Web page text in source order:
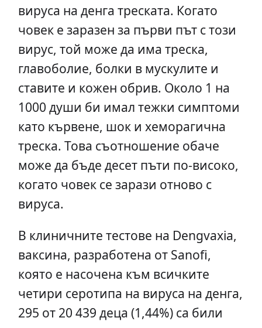
вируса на денга треската. Когато
човек е заразен за първи път с този
вирус, той може да има треска,
главоболие, болки в мускулите и
ставите и кожен обрив. Около 1 на
1000 души би имал тежки симптоми
като кървене, шок и хеморагична
треска. Това съотношение обаче
може да бъде десет пъти по-високо,
когато човек се зарази отново с
вируса.
В клиничните тестове на Dengvaxia,
ваксина, разработена от Sanofi,
която е насочена към всичките
четири серотипа на вируса на денга,
295 от 20 439 деца (1,44%) са били